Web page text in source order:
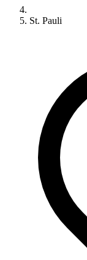
St. Pauli